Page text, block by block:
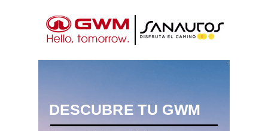
DESCUBRE TU GWM